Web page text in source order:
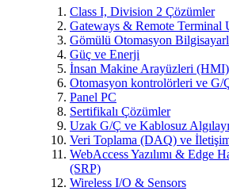
Class I, Division 2 Çözümler
Gateways & Remote Terminal
Gömülü Otomasyon
Güç ve Enerji
İnsan Makine Arayüzleri (HMI)
Otomasyon kontrolörleri ve G/
Panel PC
Sertifikalı Çözümler
Uzak G/Ç ve Kablosuz
Veri Toplama (DAQ) ve
WebAccess Yazılımı & Edge
(SRP)
Wireless I/O & Sensors